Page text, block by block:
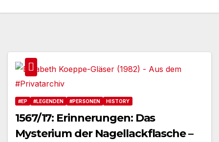
#EP #LEGENDEN #PERSONEN HISTORY
1567/17: Erinnerungen: Das
Mysterium der Nagellackflasche –